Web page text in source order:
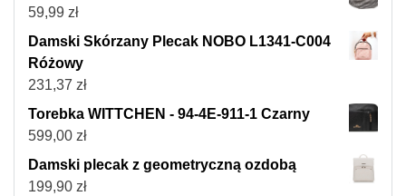
59,99 zł
Damski Skórzany Plecak NOBO L1341-C004
Różowy
231,37 zł
Torebka WITTCHEN - 94-4E-911-1 Czarny
599,00 zł
Damski plecak z geometryczną ozdobą
199,90 zł